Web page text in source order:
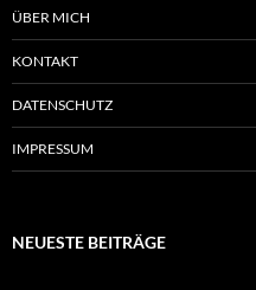
ÜBER MICH
KONTAKT
DATENSCHUTZ
IMPRESSUM
NEUESTE BEITRÄGE